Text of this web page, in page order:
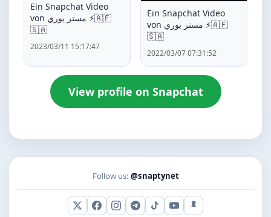
Ein Snapchat Video
von مستر يوري ⚡️🇦🇫
🇸🇦
2023/03/11 15:17:47
Ein Snapchat Video
von مستر يوري ⚡️🇦🇫
🇸🇦
2022/03/07 07:31:52
View profile on Snapchat
Follow us: @snaptynet
X (Twitter)
Facebook
Instagram
Telegram
TikTokYouTubeSnapchat